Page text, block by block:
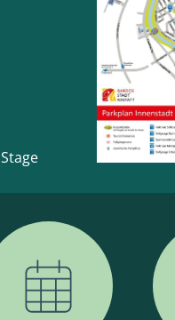
Stage